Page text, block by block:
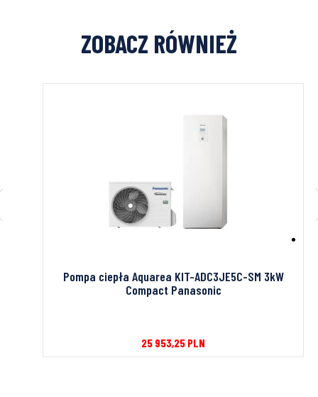
ZOBACZ RÓWNIEŻ
Pompa ciepła Aquarea KIT-ADC3JE5C-SM 3kW
Compact Panasonic
25 953,25 PLN